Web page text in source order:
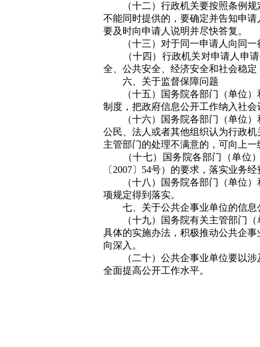
（十二）行政机关要按照条例规定
不能同时提供的，要确定并告知申
要及时向申请人说明并尽快答复。
（十三）对于同一申请人向同一
（十四）行政机关对申请人申请
全、公共安全、经济安全和社会稳
六、关于监督保障问题
（十五）国务院各部门（单位）
制度，把政府信息公开工作纳入社
（十六）国务院各部门（单位）和
公民、法人或者其他组织认为行政
主管部门的处理不满意的，可向上
（十七）国务院各部门（单位）
〔 2007〕 54号）的要求，落实业务经
（十八）国务院各部门（单位）
项规定得到落实。
七、关于公共企事业单位的信息
（十九）国务院有关主管部门（
具体的实施办法，积极推动公共企
向深入。
（二十）公共企事业单位要以涉及
全面提高公开工作水平。